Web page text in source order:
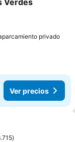
Verdes
privado
Ver precios